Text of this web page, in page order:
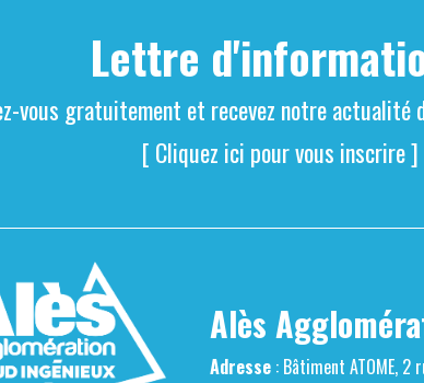
Lettre
vous gratuitement et recevez notre actualité
[ Cliquez ici pour vous inscrire ]
Alès
Adresse: Bâtiment ATOME, 2